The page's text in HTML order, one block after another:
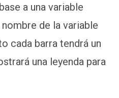
a una variable
de la variable
cada barra tendrá un
una leyenda para